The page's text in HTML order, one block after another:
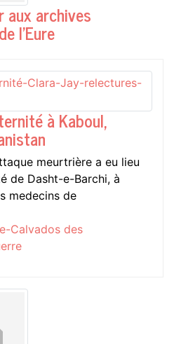
aux archives
l'Eure
à Kaboul,
meurtrière a eu lieu
de Dasht-e-Barchi, à
medecins de
Calvados des